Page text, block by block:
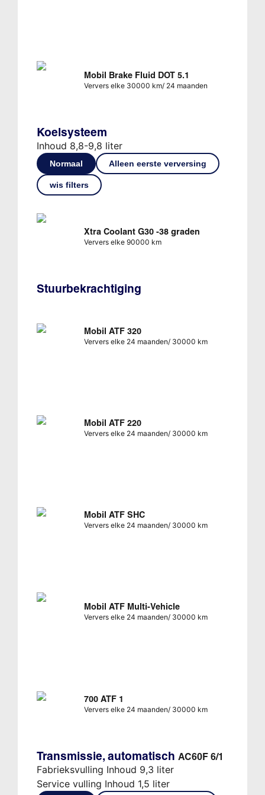
Mobil Brake Fluid DOT 5.1
Ververs elke 30000 km/ 24 maanden
Koelsysteem
Inhoud 8,8-9,8 liter
Normaal Alleen eerste verversing
wis filters
Xtra Coolant G30 -38 graden
Ververs elke 90000 km
Stuurbekrachtiging
Mobil ATF 320
Ververs elke 24 maanden/ 30000 km
Mobil ATF 220
Ververs elke 24 maanden/ 30000 km
Mobil ATF SHC
Ververs elke 24 maanden/ 30000 km
Mobil ATF Multi-Vehicle
Ververs elke 24 maanden/ 30000 km
700 ATF 1
Ververs elke 24 maanden/ 30000 km
Transmissie, automatisch AC60F 6/1
Fabrieksvulling Inhoud 9,3 liter
Service vulling Inhoud 1,5 liter